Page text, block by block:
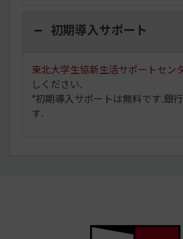
初期導入サポート
東北大学生協新生活サポートセン
しください.
*初期導入サポートは無料です.銀
す.